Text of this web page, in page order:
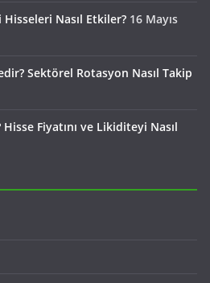
Nasıl Etkiler? 16 Mayıs
Sektörel Rotasyon Nasıl Takip
Fiyatını ve Likiditeyi Nasıl